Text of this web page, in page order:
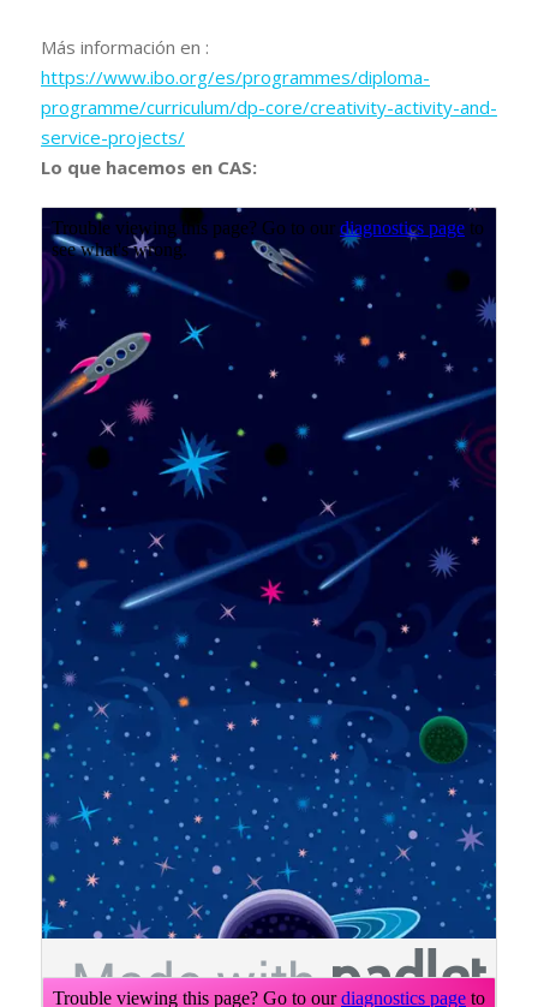
Más información en :
https://www.ibo.org/es/programmes/diploma-
programme/curriculum/dp-core/creativity-activity-and-
service-projects/
Lo que hacemos en CAS: